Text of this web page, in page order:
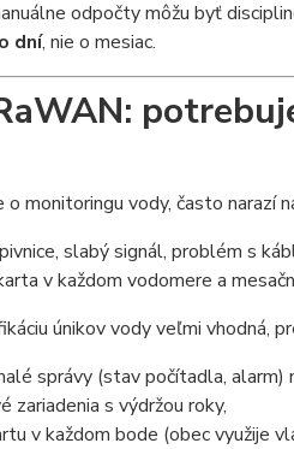
odpočty môžu byť
dní, nie o mesiac.
o monitoringu vody, často narazí
slabý signál, problém s
v každom vodomere a
únikov vody veľmi vhodná,
správy (stav počítadla, alarm)
zariadenia s výdržou roky,
v každom bode (obec využije